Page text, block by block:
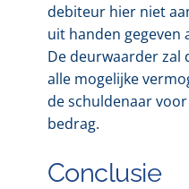
debiteur hier niet
uit handen gegeven
De deurwaarder zal
alle mogelijke
de schuldenaar
bedrag.
Conclusie